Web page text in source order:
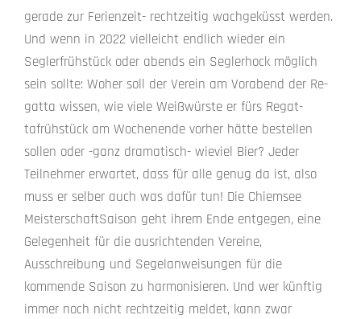
gerade zur Ferien­zeit- rechtzeitig wachgeküsst werden.
Und wenn in 2022 vielleicht endlich wieder ein
Seglerfrüh­stück oder abends ein Seglerhock möglich
sein sollte: Woher soll der Verein am Vorabend der Re­
gatta wissen, wie viele Weißwürste er fürs Regat­
tafrühstück am Wochenende vorher hätte bestellen
sollen oder -ganz dramatisch- wieviel Bier? Jeder
Teilnehmer erwartet, dass für alle genug da ist, also
muss er selber auch was dafür tun! Die Chiemsee
MeisterschaftSaison geht ihrem Ende entgegen, eine
Gelegenheit für die ausrichtenden Vereine,
Ausschreibung und Segelanweisungen für die
kommende Saison zu harmonisieren. Und wer künftig
immer noch nicht rechtzeitig meldet, kann zwar